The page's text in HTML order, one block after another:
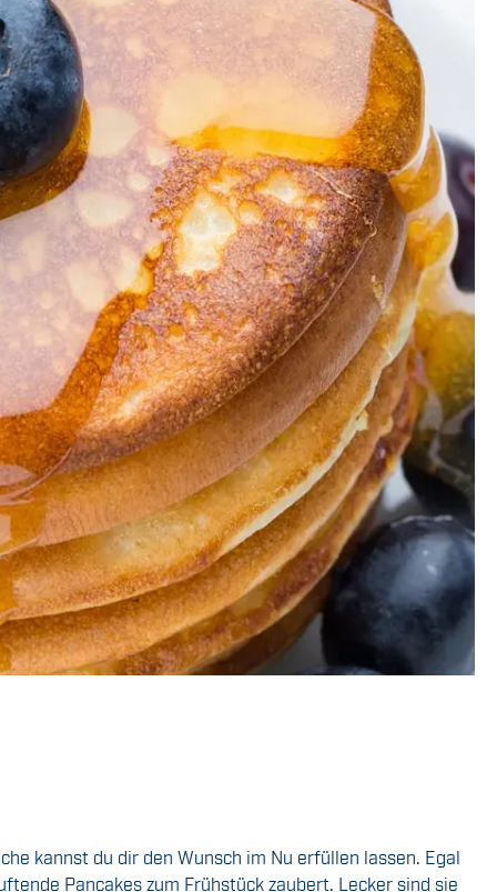
kannst du dir den Wunsch im Nu erfüllen lassen. Egal
Pancakes zum Frühstück zaubert. Lecker sind sie